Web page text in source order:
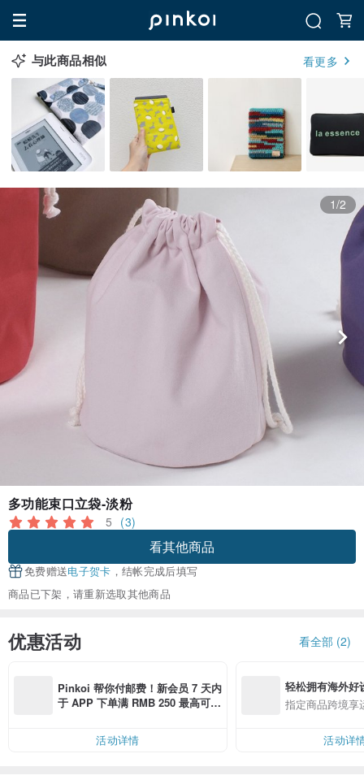
与此商品相似 看更多
1/2
多功能束口立袋-淡粉
5 (3)
看其他商品
免费赠送电子贺卡 ，结帐完成后填写
商品已下架，请重新选取其他商品
优惠活动 看全部 (2)
Pinkoi 帮你付邮费！新会员 7 天内
于 APP 下单满 RMB 250 最高可折
活动详情
轻松拥有海外好
指定商品跨境享
活动详